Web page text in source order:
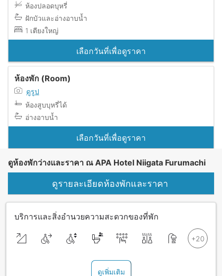
ห้องปลอดบุหรี่
ฝักบัวและอ่างอาบน้ำ
1 เตียงใหญ่
เลือกวันที่เพื่อดูราคา
ห้องพัก (Room)
ดูรูป
ห้องสูบบุหรี่ได้
อ่างอาบน้ำ
เลือกวันที่เพื่อดูราคา
ดูห้องพักว่างและราคา ณ APA Hotel Niigata Furumachi
ดูรายละเอียดห้องพักและราคา
บริการและสิ่งอำนวยความสะดวกของที่พัก
ดูเพิ่มเติม